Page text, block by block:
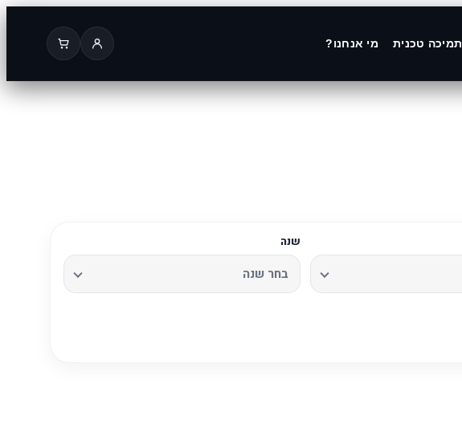
תמיכה טכנית מי אנחנו?
שנה